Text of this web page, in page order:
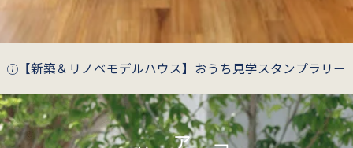
【新築＆リノベモデルハウス】おうち見学スタンプラリー